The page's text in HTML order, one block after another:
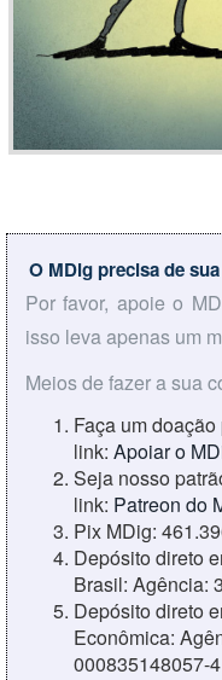
O MDig precisa de
Por favor, apoie o
isso leva apenas um
Meios de fazer a sua
Faça um
link: Apoiar o
Seja nosso
link: Patreon do
Pix MDig:
Depósito direto
Brasil: Agência:
Depósito direto
Econômica:
000835148057-